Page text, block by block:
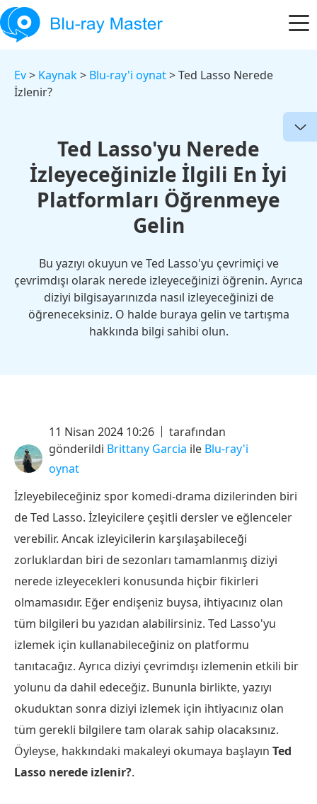
Ev> Kaynak> Blu-ray'i oynat> Ted Lasso Nerede
İzlenir?
Ted Lasso'yu Nerede
İzleyeceğinizle İlgili En İyi
Platformları Öğrenmeye
Gelin
Bu yazıyı okuyun ve Ted Lasso'yu çevrimiçi ve
çevrimdışı olarak nerede izleyeceğinizi öğrenin. Ayrıca
diziyi bilgisayarınızda nasıl izleyeceğinizi de
öğreneceksiniz. O halde buraya gelin ve tartışma
hakkında bilgi sahibi olun.
11 Nisan 2024 10:26
tarafından
gönderildi Brittany Garcia ile Blu-ray'i
oynat
İzleyebileceğiniz spor komedi-drama dizilerinden biri
de Ted Lasso. İzleyicilere çeşitli dersler ve eğlenceler
verebilir. Ancak izleyicilerin karşılaşabileceği
zorluklardan biri de sezonları tamamlanmış diziyi
nerede izleyecekleri konusunda hiçbir fikirleri
olmamasıdır. Eğer endişeniz buysa, ihtiyacınız olan
tüm bilgileri bu yazıdan alabilirsiniz. Ted Lasso'yu
izlemek için kullanabileceğiniz on platformu
tanıtacağız. Ayrıca diziyi çevrimdışı izlemenin etkili bir
yolunu da dahil edeceğiz. Bununla birlikte, yazıyı
okuduktan sonra diziyi izlemek için ihtiyacınız olan
tüm gerekli bilgilere tam olarak sahip olacaksınız.
Öyleyse, hakkındaki makaleyi okumaya başlayın Ted
Lasso nerede izlenir?.